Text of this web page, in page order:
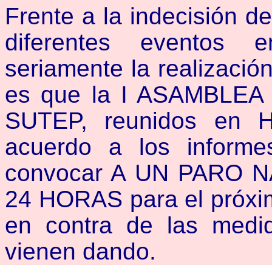
Frente a la indecisión
diferentes eventos
seriamente la
es que la I
SUTEP, reunidos en
acuerdo a los
convocar A UN PARO
24 HORAS para el
en contra de las
vienen dando.